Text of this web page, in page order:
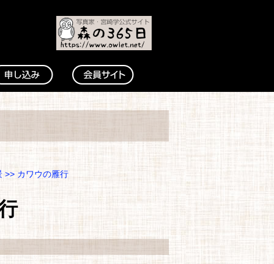
>> カワウの雁行